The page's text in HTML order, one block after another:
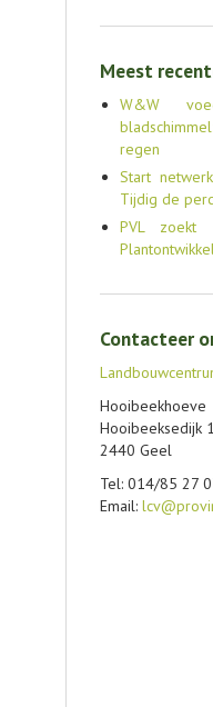
Meest
W&W
regen
Start
Tijdig de
PVL zoekt
Contacteer
Hooibeekhoeve
Hooibeeksedijk 1
2440 Geel
Tel: 014/85 27
Email: